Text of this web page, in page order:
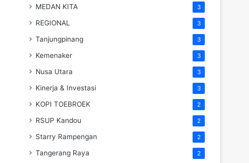
MEDAN KITA 3
REGIONAL 3
Tanjungpinang 3
Kemenaker 3
Nusa Utara 3
Kinerja & Investasi 3
KOPI TOEBROEK 2
RSUP Kandou 2
Starry Rampengan 2
Tangerang Raya 2